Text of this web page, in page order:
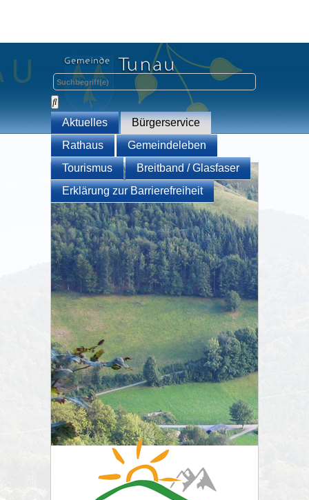
Aktuelles
Bürgerservice
Rathaus
Gemeindeleben
Tourismus
Breitband / Glasfaser
Erklärung zur Barrierefreiheit